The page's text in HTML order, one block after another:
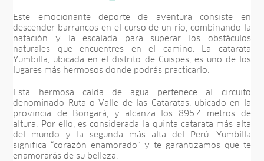
Este emocionante deporte de aventura consiste en
descender barrancos en el curso de un río, combinando la
natación y la escalada para superar los obstáculos
naturales que encuentres en el camino. La catarata
Yumbilla, ubicada en el distrito de Cuispes, es uno de los
lugares más hermosos donde podrás practicarlo.
Esta hermosa caída de agua pertenece al circuito
denominado Ruta o Valle de las Cataratas, ubicado en la
provincia de Bongará, y alcanza los 895.4 metros de
altura. Por ello, es considerada la quinta catarata más alta
del mundo y la segunda más alta del Perú. Yumbilla
significa “corazón enamorado” y te garantizamos que te
enamorarás de su belleza.